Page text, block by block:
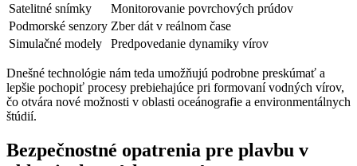
Satelitné snímky
Monitorovanie povrchových prúdov
Podmorské senzory Zber dát v reálnom čase
Simulačné modely
Predpovedanie dynamiky vírov
Dnešné technológie nám teda umožňujú podrobne preskúmať a
lepšie pochopiť procesy prebiehajúce pri formovaní vodných vírov,
čo otvára nové možnosti v oblasti oceánografie a environmentálnych
štúdií.
Bezpečnostné opatrenia pre plavbu v